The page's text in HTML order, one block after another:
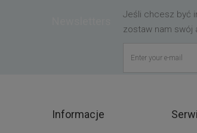
Jeśli chcesz być
zostaw nam swój
Informacje